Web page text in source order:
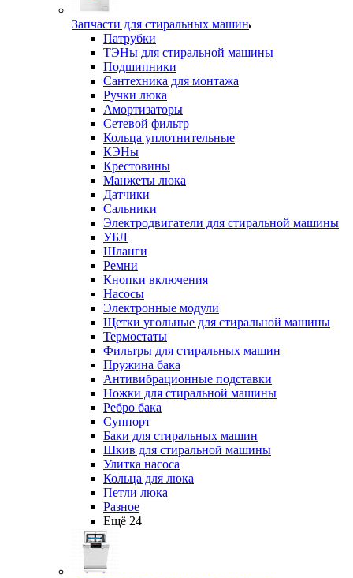
Запчасти для стиральных машин
Патрубки
ТЭНы для стиральной машины
Подшипники
Сантехника для монтажа
Ручки люка
Амортизаторы
Сетевой фильтр
Кольца уплотнительные
КЭНы
Крестовины
Манжеты люка
Датчики
Сальники
Электродвигатели для стиральной машины
УБЛ
Шланги
Ремни
Кнопки включения
Насосы
Электронные модули
Щетки угольные для стиральной машины
Термостаты
Фильтры для стиральных машин
Пружина бака
Антивибрационные подставки
Ножки для стиральной машины
Ребро бака
Суппорт
Баки для стиральных машин
Шкив для стиральной машины
Улитка насоса
Кольца для люка
Петли люка
Разное
Ещё 24